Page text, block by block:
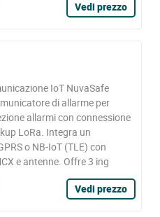
Vedi prezzo
IoT NuvaSafe
di allarme per
allarmi con connessione
LoRa. Integra un
o NB-IoT (TLE) con
e antenne. Offre 3 ing
Vedi prezzo